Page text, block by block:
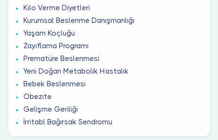
Kilo Verme Diyetleri
Kurumsal Beslenme Danışmanlığı
Yaşam Koçluğu
Zayıflama Programı
Prematüre Beslenmesi
Yeni Doğan Metabolik Hastalık
Bebek Beslenmesi
Obezite
Gelişme Geriliği
İrritabl Bağırsak Sendromu